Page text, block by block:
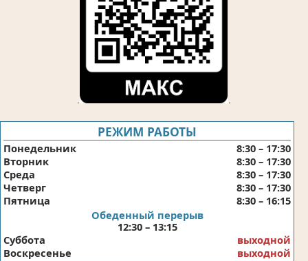
РЕЖИМ РАБОТЫ
Понедельник
8:30 – 17:30
Вторник
8:30 – 17:30
Среда
8:30 – 17:30
Четверг
8:30 – 17:30
Пятница
8:30 – 16:15
Обеденный перерыв
12:30 – 13:15
Суббота
выходной
Воскресенье
выходной